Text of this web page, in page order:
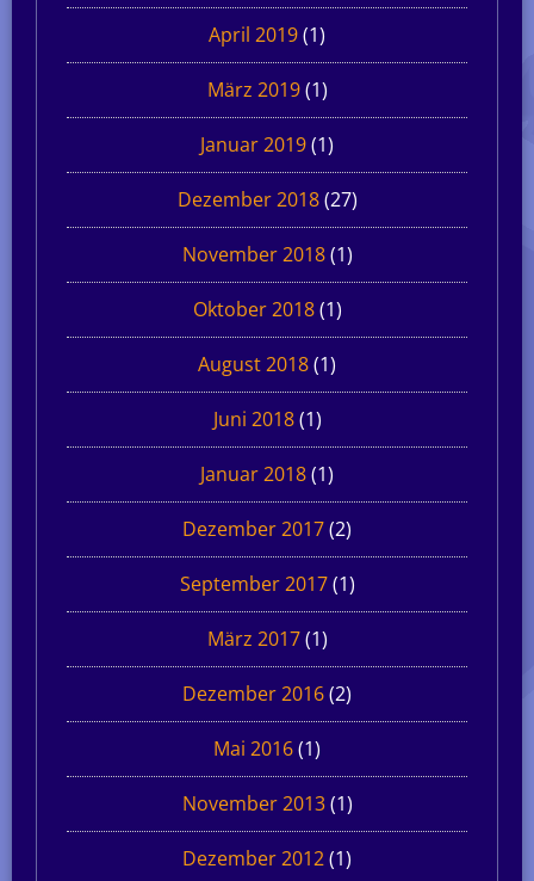
April 2019(1)
März 2019(1)
Januar 2019(1)
Dezember 2018(27)
November 2018(1)
Oktober 2018(1)
August 2018(1)
Juni 2018(1)
Januar 2018(1)
Dezember 2017(2)
September 2017(1)
März 2017(1)
Dezember 2016(2)
Mai 2016(1)
November 2013(1)
Dezember 2012(1)